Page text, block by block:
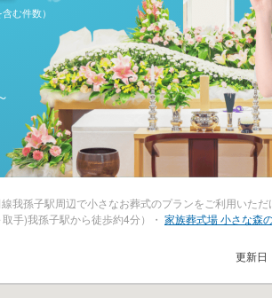
む件数）
我孫子駅周辺で小さなお葬式のプランをご利用いた
取手)我孫子駅から徒歩約4分）・ 家族葬式場 小さな森
更新日